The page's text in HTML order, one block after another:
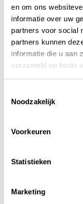
en om ons
informatie over uw
partners voor social
partners kunnen
informatie die u aan
verzameld op basis
Noodzakelijk
Voorkeuren
Statistieken
Marketing
Je winkelwagen is
Terug naar winkel
Contact
Artemisweg 175
8239 DD Lelystad
Inschrijven